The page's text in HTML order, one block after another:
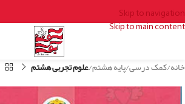
Skip to navigation
Skip to main content
خانه کمک درسی پایه هشتم علوم تجربی هشتم